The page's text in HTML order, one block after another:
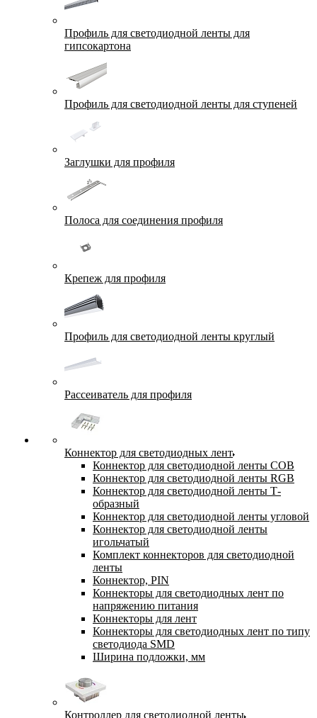
Профиль для светодиодной ленты для
гипсокартона
Профиль для светодиодной ленты для ступеней
Заглушки для профиля
Полоса для соединения профиля
Крепеж для профиля
Профиль для светодиодной ленты круглый
Рассеиватель для профиля
Коннектор для светодиодных лент
Коннектор для светодиодной ленты COB
Коннектор для светодиодной ленты RGB
Коннектор для светодиодной ленты Т-
образный
Коннектор для светодиодной ленты угловой
Коннектор для светодиодной ленты
игольчатый
Комплект коннекторов для светодиодной
ленты
Коннектор, PIN
Коннекторы для светодиодных лент по
напряжению питания
Коннекторы для лент
Коннекторы для светодиодных лент по типу
светодиода SMD
Ширина подложки, мм
Контроллер для светодиодной ленты